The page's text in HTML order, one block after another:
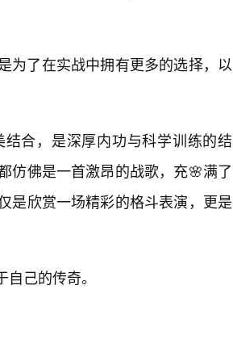
为了在实战中拥有更多的选择，以
合，是深厚内功与科学训练的结
仿佛是一首激昂的战歌，充🌸满了
是欣赏一场精彩的格斗表演，更是
己的传奇。